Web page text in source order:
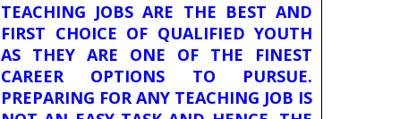
TEACHING JOBS ARE THE BEST AND
FIRST CHOICE OF QUALIFIED YOUTH
AS THEY ARE ONE OF THE FINEST
CAREER OPTIONS TO PURSUE.
PREPARING FOR ANY TEACHING JOB IS